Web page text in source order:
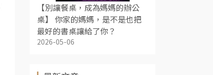
【別讓餐桌，成為媽媽的辦公
桌】 你家的媽媽，是不是也把
最好的書桌讓給了你？
2026-05-06